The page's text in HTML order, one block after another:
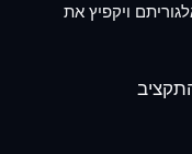
ויקפיץ את